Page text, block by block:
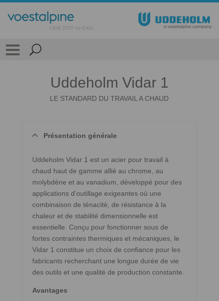
Uddeholm Vidar 1
LE STANDARD DU TRAVAIL A CHAUD
Présentation générale
Uddeholm Vidar 1 est un acier pour travail à
chaud haut de gamme allié au chrome, au
molybdène et au vanadium, développé pour des
applications d’outillage exigeantes où une
combinaison de ténacité, de résistance à la
chaleur et de stabilité dimensionnelle est
essentielle. Conçu pour fonctionner sous de
fortes contraintes thermiques et mécaniques, le
Vidar 1 constitue un choix de confiance pour les
fabricants recherchant une longue durée de vie
des outils et une qualité de production constante.
Avantages